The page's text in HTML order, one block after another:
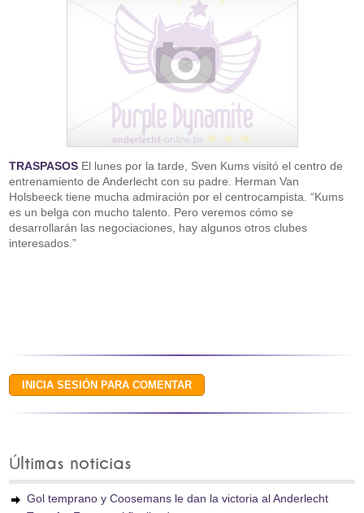
TRASPASOS El lunes por la tarde, Sven Kums visitó el centro de
entrenamiento de Anderlecht con su padre. Herman Van
Holsbeeck tiene mucha admiración por el centrocampista. “Kums
es un belga con mucho talento. Pero veremos cómo se
desarrollarán las negociaciones, hay algunos otros clubes
interesados.”
Últimas noticias
Gol temprano y Coosemans le dan la victoria al Anderlecht